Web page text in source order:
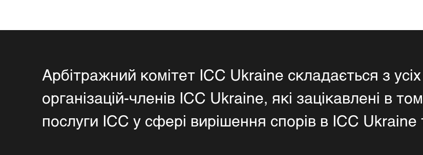
Арбітражний комітет ICC Ukraine складається з
організацій-членів ICC Ukraine, які зацікавлені в
послуги ICC у сфері вирішення спорів в ICC